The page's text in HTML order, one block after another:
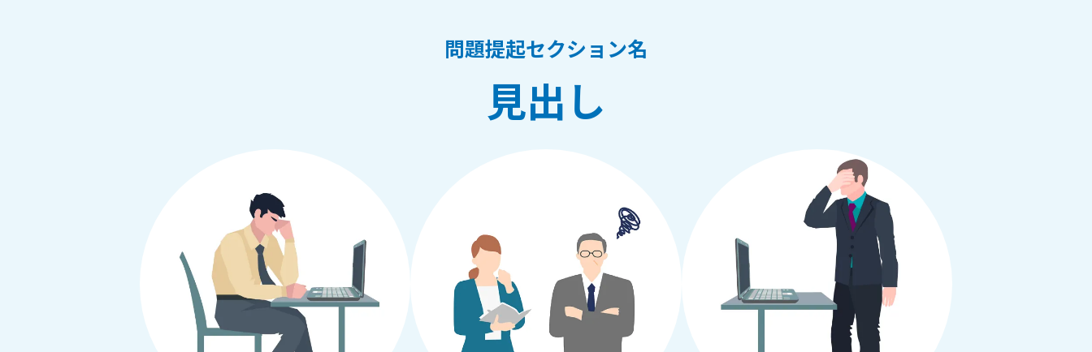
問題提起セクション名
見出し